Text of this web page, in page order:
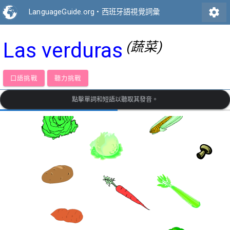
LanguageGuide.org • 西班牙語視覺詞彙 settings
Las verduras (蔬菜)
口語挑戰 聽力挑戰
點擊單詞和短語以聽取其發音。